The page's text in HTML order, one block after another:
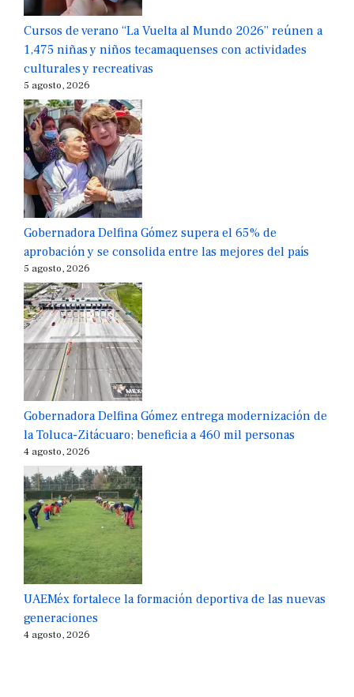
Cursos de verano “La Vuelta al Mundo 2026” reúnen a
1,475 niñas y niños tecamaquenses con actividades
culturales y recreativas
5 agosto, 2026
Gobernadora Delfina Gómez supera el 65% de
aprobación y se consolida entre las mejores del país
5 agosto, 2026
Gobernadora Delfina Gómez entrega modernización de
la Toluca-Zitácuaro; beneficia a 460 mil personas
4 agosto, 2026
UAEMéx fortalece la formación deportiva de las nuevas
generaciones
4 agosto, 2026